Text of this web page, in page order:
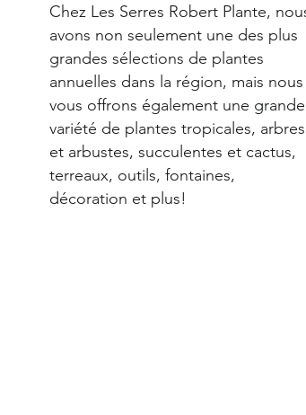
Chez Les Serres Robert Plante,
avons non seulement une des plus
grandes sélections de plantes
annuelles dans la région, mais nous
vous offrons également une grande
variété de plantes tropicales, arbres
et arbustes, succulentes et cactus,
terreaux, outils, fontaines,
décoration et plus!